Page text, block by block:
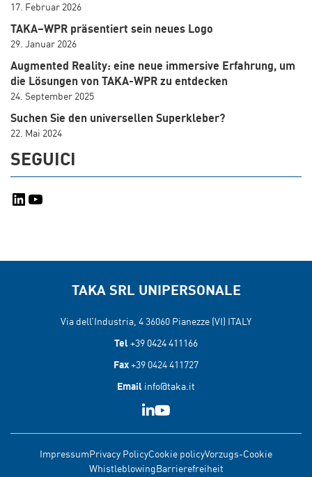
17. Februar 2026
TAKA–WPR präsentiert sein neues Logo
29. Januar 2026
Augmented Reality: eine neue immersive Erfahrung, um
die Lösungen von TAKA-WPR zu entdecken
24. September 2025
Suchen Sie den universellen Superkleber?
22. Mai 2024
SEGUICI
LinkedIn
YouTube
TAKA SRL UNIPERSONALE
Via dell’Industria, 4 36060 Pianezze (VI) ITALY
Tel +39 0424 411166
Fax +39 0424 411727
Email info@taka.it
ImpressumPrivacy PolicyCookie policyVorzugs-Cookie
Whistleblowing Barrierefreiheit